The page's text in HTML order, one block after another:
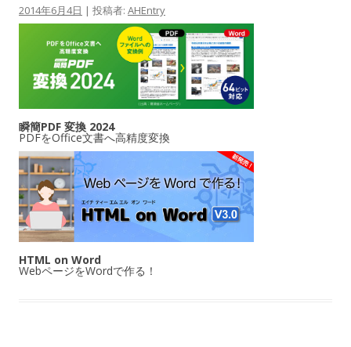
2014年6月4日 | 投稿者: AHEntry
瞬簡PDF 変換 2024
PDFをOffice文書へ高精度変換
HTML on Word
WebページをWordで作る！